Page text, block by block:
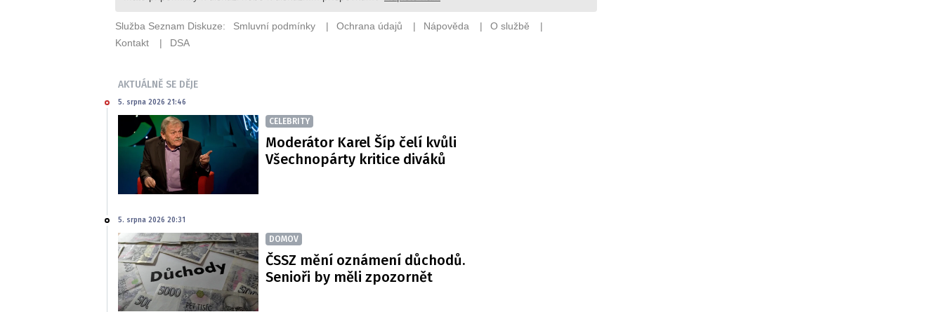
AKTUÁLNĚ SE DĚJE
5. srpna 2026 21:46
CELEBRITY
Moderátor Karel Šíp čelí kvůli
Všechnopárty kritice diváků
5. srpna 2026 20:31
DOMOV
ČSSZ mění oznámení důchodů.
Senioři by měli zpozornět